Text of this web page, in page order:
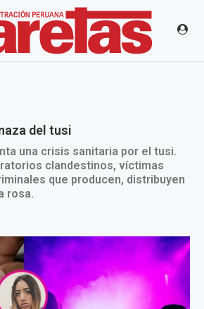
del tusi
una crisis sanitaria por el tusi.
clandestinos, víctimas
que producen, distribuyen
rosa.